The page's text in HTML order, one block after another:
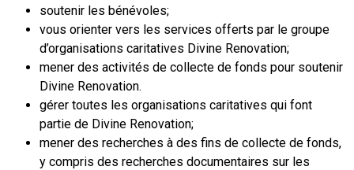
soutenir les bénévoles;
vous orienter vers les services offerts par le groupe
d’organisations caritatives Divine Renovation;
mener des activités de collecte de fonds pour soutenir
Divine Renovation.
gérer toutes les organisations caritatives qui font
partie de Divine Renovation;
mener des recherches à des fins de collecte de fonds,
y compris des recherches documentaires sur les